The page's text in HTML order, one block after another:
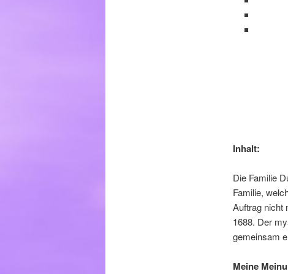
Inhalt:
Die Familie
Familie,
Auftrag nicht
1688. Der
gemeinsam
Meine